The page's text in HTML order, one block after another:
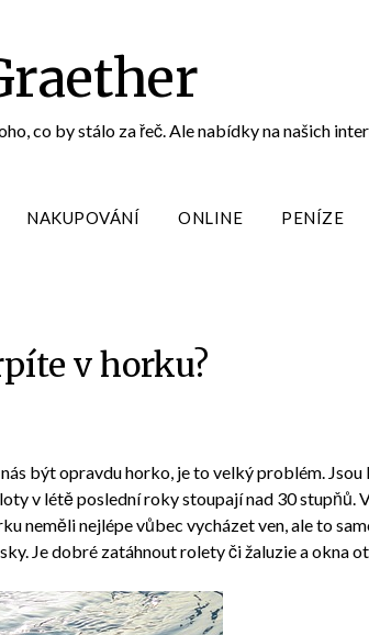
co by stálo za řeč. Ale nabídky na našich
NAKUPOVÁNÍ ONLINE PENÍZE
v horku?
být opravdu horko, je to velký problém.
v létě poslední roky stoupají nad 30 stupňů.
neměli nejlépe vůbec vycházet ven, ale to
Je dobré zatáhnout rolety či žaluzie a okna